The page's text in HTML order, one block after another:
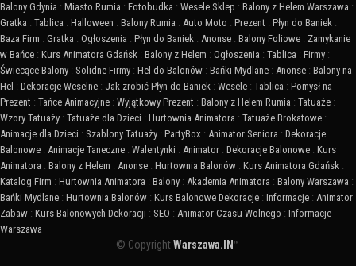
Balony Gdynia : Miasto Rumia : Fotobudka : Wesele Sklep : Balony z Helem Warszawa :
Gratka : Tablica : Halloween : Balony Rumia : Auto Moto : Prezent : Płyn do Baniek :
Baza Firm : Gratka : Ogłoszenia : Płyn do Baniek : Anonse : Balony Foliowe : Zamykanie
w Bańce : Kurs Animatora Gdańsk : Balony z Helem : Ogłoszenia : Tablica : Firmy :
Świecące Balony : Solidne Firmy : Hel do Balonów : Bańki Mydlane : Anonse : Balony na
Hel : Dekoracje Weselne : Jak zrobić Płyn do Baniek : Wesele : Tablica : Pomysł na
Prezent : Tańce Animacyjne : Wyjątkowy Prezent : Balony z Helem Rumia : Tatuaże :
Wzory Tatuaży : Tatuaże dla Dzieci : Hurtownia Animatora : Tatuaże Brokatowe :
Animacje dla Dzieci : Szablony Tatuaży : PartyBox : Animator Seniora : Dekoracje
Balonowe : Animacje Taneczne : Walentynki : Animator : Dekoracje Balonowe : Kurs
Animatora : Balony z Helem : Anonse : Hurtownia Balonów : Kurs Animatora Gdańsk :
Katalog Firm : Hurtownia Animatora : Balony : Akademia Animatora : Balony Warszawa :
Bańki Mydlane : Hurtownia Balonów : Kurs Balonowe Dekoracje : Informacje : Animator
Zabaw : Kurs Balonowych Dekoracji : SEO : Animator Czasu Wolnego : Informacje
Warszawa
© CopyrightWarszawa.IN ™